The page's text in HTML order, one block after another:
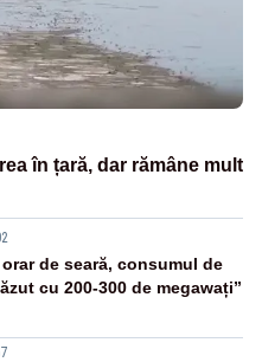
în țară, dar rămâne mult
de seară, consumul de
cu 200-300 de megawați”